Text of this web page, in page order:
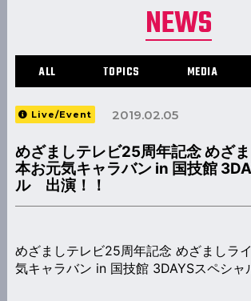
NEWS
ALL TOPICS MEDIA
Live/Event 2019.02.05
めざましテレビ25周年記念 めざ
本お元気キャラバン in 国技館
ル 出演！！
めざましテレビ25周年記念 めざましラ
気キャラバン in 国技館 3DAYSスペシャ